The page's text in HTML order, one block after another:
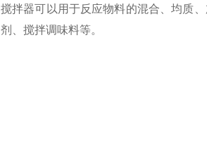
搅拌器可以用于反应物料的混合、均质
剂、搅拌调味料等。